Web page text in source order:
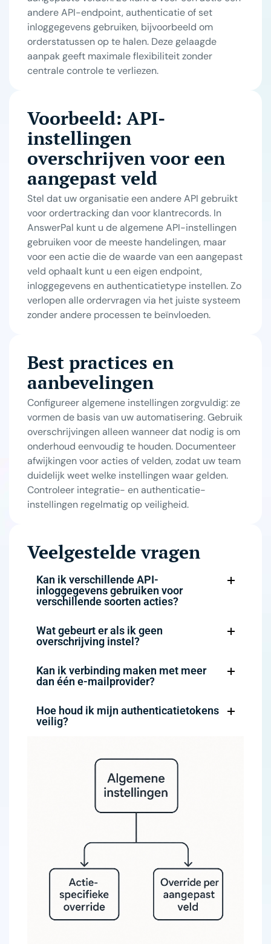
andere API-endpoint, authenticatie of set
inloggegevens gebruiken, bijvoorbeeld om
orderstatussen op te halen. Deze gelaagde
aanpak geeft maximale flexibiliteit zonder
centrale controle te verliezen.
Voorbeeld: API-
instellingen
overschrijven voor een
aangepast veld
Stel dat uw organisatie een andere API gebruikt
voor ordertracking dan voor klantrecords. In
AnswerPal kunt u de algemene API-instellingen
gebruiken voor de meeste handelingen, maar
voor een actie die de waarde van een aangepast
veld ophaalt kunt u een eigen endpoint,
inloggegevens en authenticatietype instellen. Zo
verlopen alle ordervragen via het juiste systeem
zonder andere processen te beïnvloeden.
Best practices en
aanbevelingen
Configureer algemene instellingen zorgvuldig: ze
vormen de basis van uw automatisering. Gebruik
overschrijvingen alleen wanneer dat nodig is om
onderhoud eenvoudig te houden. Documenteer
afwijkingen voor acties of velden, zodat uw team
duidelijk weet welke instellingen waar gelden.
Controleer integratie- en authenticatie-
instellingen regelmatig op veiligheid.
Veelgestelde vragen
Kan ik verschillende API-
inloggegevens gebruiken voor
verschillende soorten acties?
Wat gebeurt er als ik geen
overschrijving instel?
Kan ik verbinding maken met meer
dan één e-mailprovider?
Hoe houd ik mijn authenticatietokens
veilig?